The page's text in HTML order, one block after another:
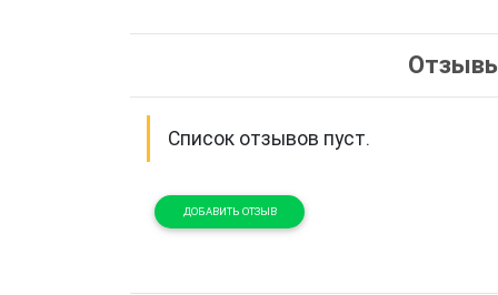
Список отзывов пуст.
ДОБАВИТЬ ОТЗЫВ